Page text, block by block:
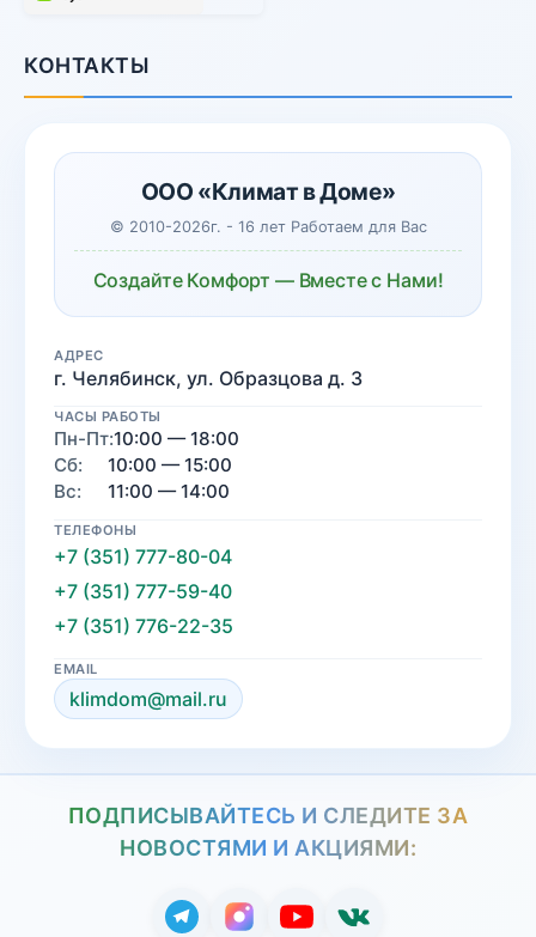
КОНТАКТЫ
ООО «Климат в Доме»
© 2010-2026г. - 16 лет Работаем для Вас
Создайте Комфорт — Вместе с Нами!
АДРЕС
г. Челябинск, ул. Образцова д. 3
ЧАСЫ РАБОТЫ
Пн-Пт:10:00 — 18:00
Сб:
10:00 — 15:00
Вс:
11:00 — 14:00
ТЕЛЕФОНЫ
+7 (351) 777-80-04
+7 (351) 777-59-40
+7 (351) 776-22-35
EMAIL
klimdom@mail.ru
ПОДПИСЫВАЙТЕСЬ И СЛЕДИТЕ ЗА
НОВОСТЯМИ И АКЦИЯМИ: